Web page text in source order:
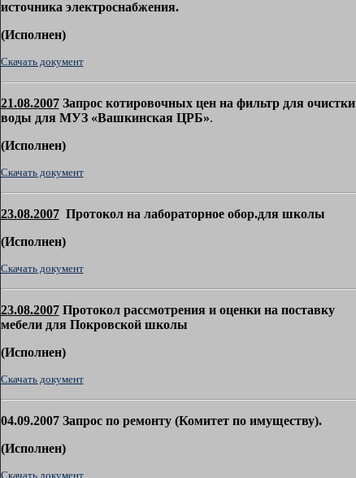
источника электроснабжения.
(Исполнен)
Скачать документ
21.08.2007Запрос котировочных цен на фильтр для очистки
воды для МУЗ «Вашкинская ЦРБ».
(Исполнен)
Скачать документ
23.08.2007Протокол на лабораторное обор.для школы
(Исполнен)
Скачать документ
23.08.2007 Протокол рассмотрения и оценки на поставку
мебели для Покровской школы
(Исполнен)
Скачать документ
04.09.2007 Запрос по ремонту (Комитет по имуществу).
(Исполнен)
Скачать документ